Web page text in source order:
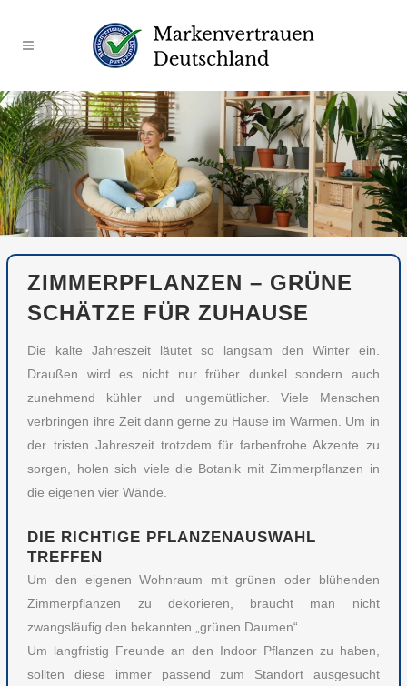
ZIMMERPFLANZEN – GRÜNE
SCHÄTZE FÜR ZUHAUSE
Die kalte Jahreszeit läutet so langsam den Winter ein.
Draußen wird es nicht nur früher dunkel sondern auch
zunehmend kühler und ungemütlicher. Viele Menschen
verbringen ihre Zeit dann gerne zu Hause im Warmen. Um in
der tristen Jahreszeit trotzdem für farbenfrohe Akzente zu
sorgen, holen sich viele die Botanik mit Zimmerpflanzen in
die eigenen vier Wände.
DIE RICHTIGE PFLANZENAUSWAHL
TREFFEN
Um den eigenen Wohnraum mit grünen oder blühenden
Zimmerpflanzen zu dekorieren, braucht man nicht
zwangsläufig den bekannten „grünen Daumen“.
Um langfristig Freunde an den Indoor Pflanzen zu haben,
sollten diese immer passend zum Standort ausgesucht